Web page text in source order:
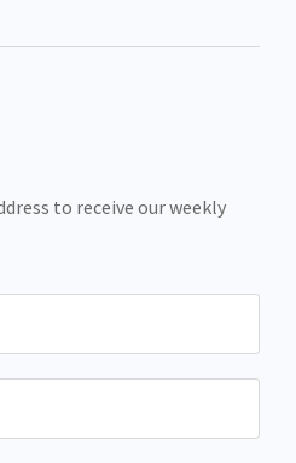
to receive our weekly